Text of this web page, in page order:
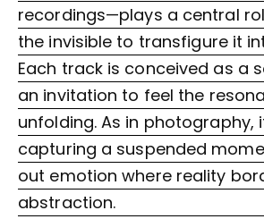
recordings—plays a central
the invisible to transfigure it
Each track is conceived as a
an invitation to feel the
unfolding. As in photography,
capturing a suspended
out emotion where reality
abstraction.